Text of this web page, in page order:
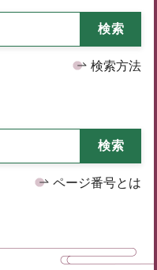
検索方法
ページ番号とは